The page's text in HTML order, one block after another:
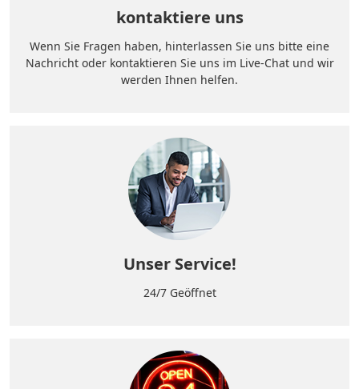
kontaktiere uns
Wenn Sie Fragen haben, hinterlassen Sie uns bitte eine
Nachricht oder kontaktieren Sie uns im Live-Chat und wir
werden Ihnen helfen.
Unser Service!
24/7 Geöffnet